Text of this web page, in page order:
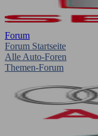
Forum
Forum Startseite
Alle Auto-Foren
Themen-Forum